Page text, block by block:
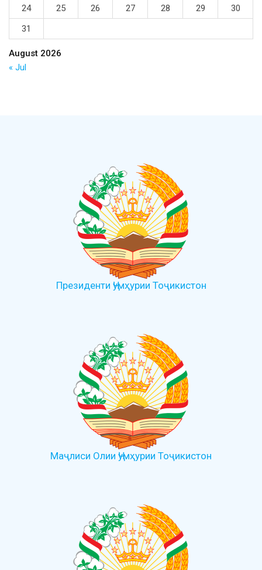
August 2026
24
25 26 27 28 29
30
31
« Jul
Президенти Ҷумҳурии Тоҷикистон
Маҷлиси Олии Ҷумҳурии Тоҷикистон